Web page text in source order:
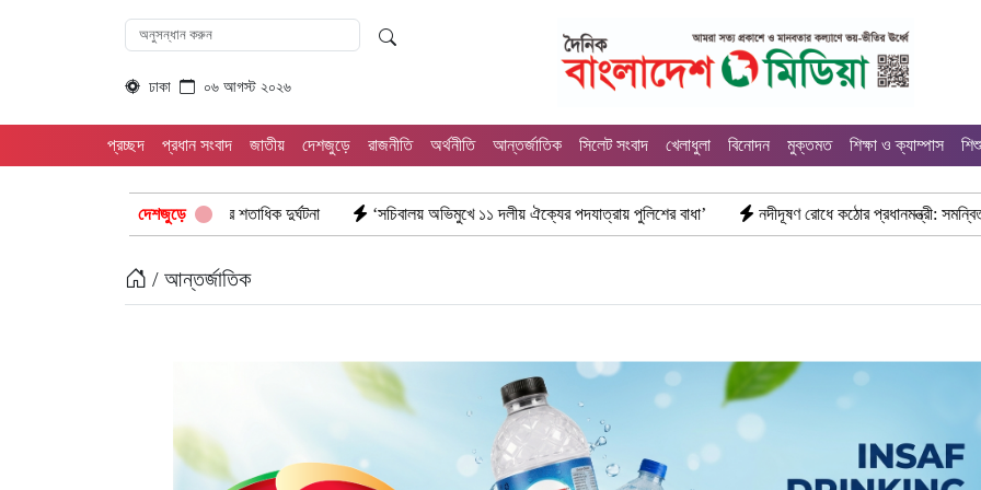
ঢাকা ০৬ আগস্ট ২০২৬
প্রচ্ছদ প্রধান সংবাদ জাতীয় দেশজুড়ে রাজনীতি অর্থনীতি আন্তর্জাতিক সিলেট সংবাদ খেলাধুলা বিনোদন মুক্তমত শিক্ষা ও ক্যাম্পাস
দেশজুড়ে
খুঁটি, দেড় বছরে শতাধিক দুর্ঘটনা ‘সচিবালয় অভিমুখে ১১ দলীয় ঐক্যের পদযাত্রায় পুলিশের বাধা’ নদীদূষণ রোধে কঠোর প্রধানমন্ত্রী: সমন্বিত উদ্যোগের তাগিদ
/ আন্তর্জাতিক